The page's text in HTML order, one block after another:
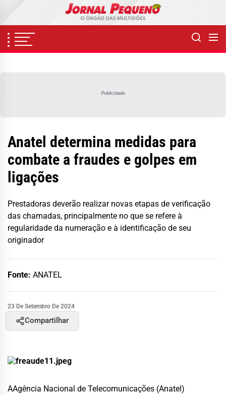
content
Publicidade
Anatel determina medidas para
combate a fraudes e golpes em
ligações
Prestadoras deverão realizar novas etapas de verificação
das chamadas, principalmente no que se refere à
regularidade da numeração e à identificação de seu
originador
Fonte: ANATEL
23 De Setembro De 2024
Compartilhar
AAgência Nacional de Telecomunicações (Anatel)